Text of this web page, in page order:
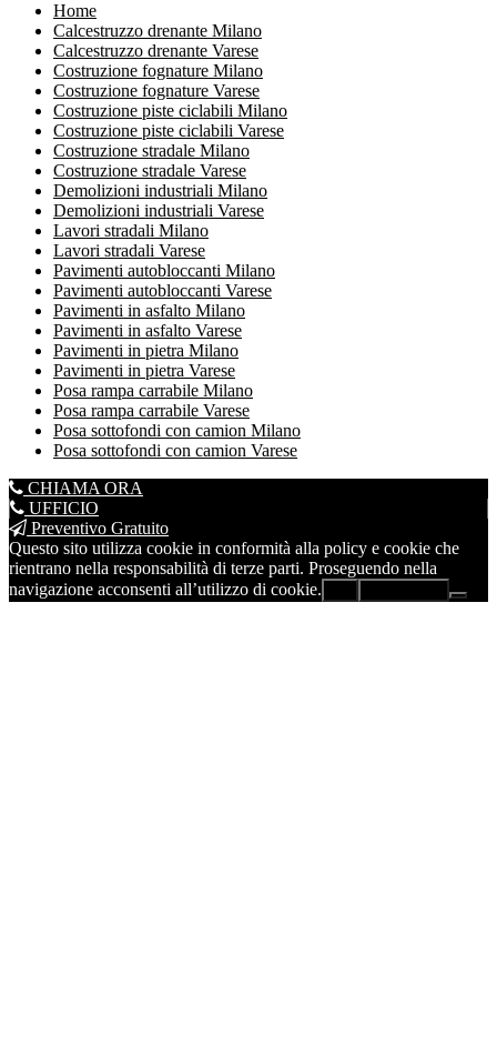
Home
Calcestruzzo drenante Milano
Calcestruzzo drenante Varese
Costruzione fognature Milano
Costruzione fognature Varese
Costruzione piste ciclabili Milano
Costruzione piste ciclabili Varese
Costruzione stradale Milano
Costruzione stradale Varese
Demolizioni industriali Milano
Demolizioni industriali Varese
Lavori stradali Milano
Lavori stradali Varese
Pavimenti autobloccanti Milano
Pavimenti autobloccanti Varese
Pavimenti in asfalto Milano
Pavimenti in asfalto Varese
Pavimenti in pietra Milano
Pavimenti in pietra Varese
Posa rampa carrabile Milano
Posa rampa carrabile Varese
Posa sottofondi con camion Milano
Posa sottofondi con camion Varese
CHIAMA ORA
UFFICIO
Preventivo Gratuito
Questo sito utilizza cookie in conformità alla policy e cookie che
rientrano nella responsabilità di terze parti. Proseguendo nella
navigazione acconsenti all’utilizzo di cookie.